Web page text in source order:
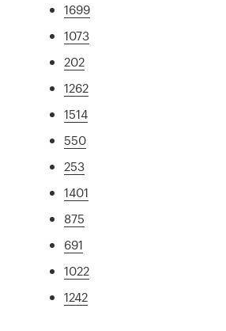
1699
1073
202
1262
1514
550
253
1401
875
691
1022
1242